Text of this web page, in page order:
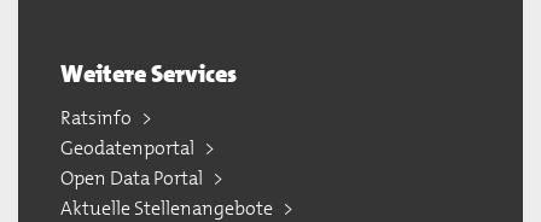
Weitere Services
Ratsinfo
Geodatenportal
Open Data Portal
Aktuelle Stellenangebote